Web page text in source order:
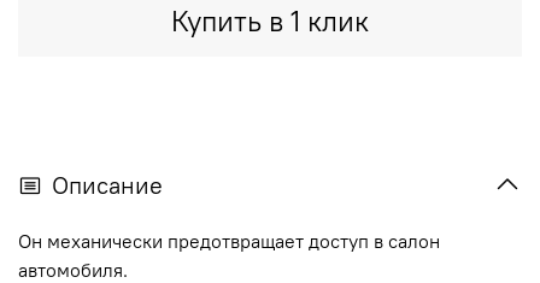
Купить в 1 клик
Описание
Он механически предотвращает доступ в салон
автомобиля.